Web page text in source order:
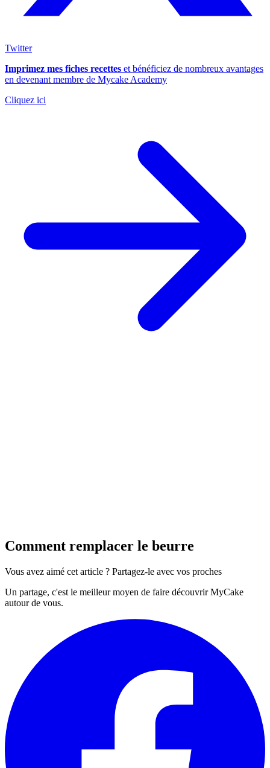
Twitter
Imprimez mes fiches recettes et bénéficiez de nombreux avantages
en devenant membre de Mycake Academy
Cliquez ici
Comment remplacer le beurre
Vous avez aimé cet article ? Partagez-le avec vos proches
Un partage, c'est le meilleur moyen de faire découvrir MyCake
autour de vous.